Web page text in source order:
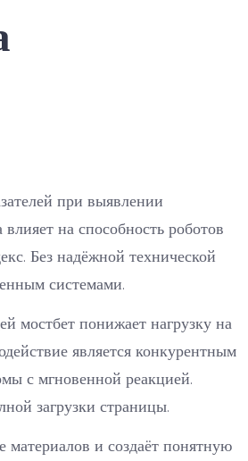
при выявлении
влияет на способность роботов
Без надёжной технической
системами.
мостбет понижает нагрузку на
является конкурентным
с мгновенной реакцией.
загрузки страницы.
материалов и создаёт понятную